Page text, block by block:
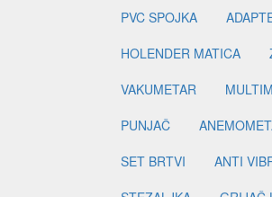
PVC SPOJKA
HOLENDER MATICA
VAKUMETAR
PUNJAČ
SET BRTVI
ANTI